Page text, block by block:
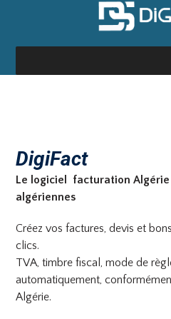
DigiFact
Le logiciel facturation
algériennes
Créez vos factures, devis et
clics.
TVA, timbre fiscal, mode de
automatiquement,
Algérie.